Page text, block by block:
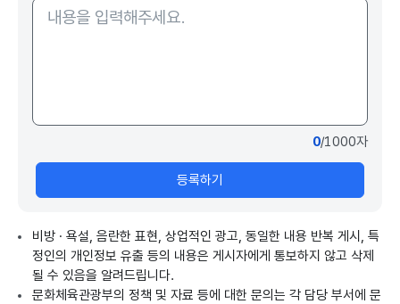
0/1000자
등록하기
비방 · 욕설, 음란한 표현, 상업적인 광고, 동일한 내용 반복 게시, 특
정인의 개인정보 유출 등의 내용은 게시자에게 통보하지 않고 삭제
될 수 있음을 알려드립니다.
문화체육관광부의 정책 및 자료 등에 대한 문의는 각 담당 부서에 문